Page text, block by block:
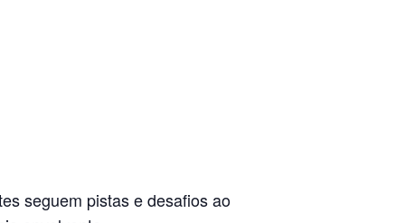
seguem pistas e desafios ao